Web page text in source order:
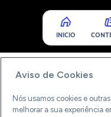
INICIO
Aviso de Cookies
Nós usamos cookies e
melhorar a sua experiência